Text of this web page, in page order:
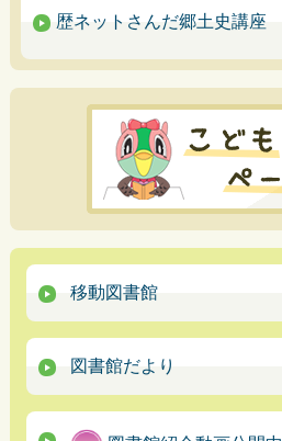
歴ネットさんだ郷土史講座
移動図書館
図書館だより